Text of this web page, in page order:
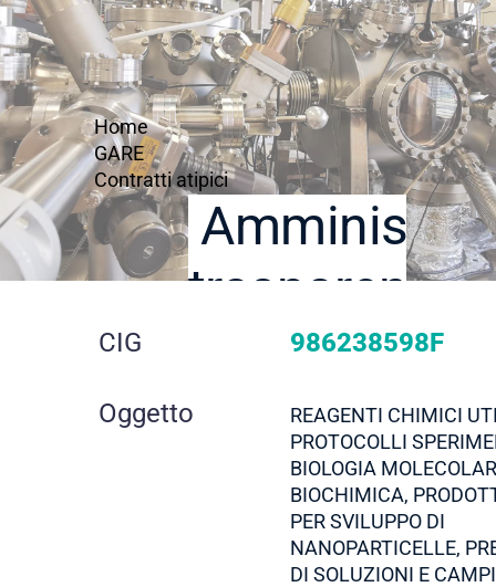
Home
GARE
Contratti atipici
trasparente
dettaglio
gara
CIG 986238598F
Oggetto
REAGENTI CHIMICI
PROTOCOLLI
BIOLOGIA
BIOCHIMICA,
PER SVILUPPO DI
NANOPARTICELLE,
DI SOLUZIONI E